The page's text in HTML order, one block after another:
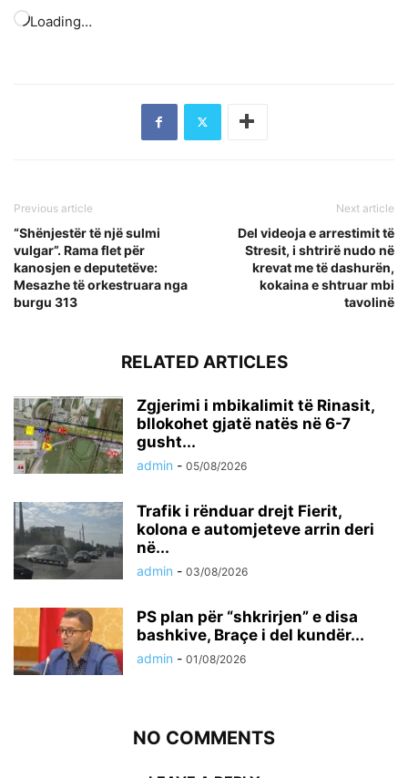
Loading…
Previous article
“Shënjestër të një sulmi
vulgar”. Rama flet për
kanosjen e deputetëve:
Mesazhe të orkestruara nga
burgu 313
Next article
Del videoja e arrestimit të
Stresit, i shtrirë nudo në
krevat me të dashurën,
kokaina e shtruar mbi
tavolinë
RELATED ARTICLES
Zgjerimi i mbikalimit të Rinasit,
bllokohet gjatë natës në 6-7
gusht...
admin - 05/08/2026
Trafik i rënduar drejt Fierit,
kolona e automjeteve arrin deri
në...
admin - 03/08/2026
PS plan për “shkrirjen” e disa
bashkive, Braçe i del kundër...
admin - 01/08/2026
NO COMMENTS